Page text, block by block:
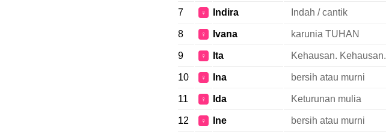
7 ♀ Indira Indah / cantik
8 ♀ Ivana karunia TUHAN
9 ♀ Ita Kehausan. Kehausan.
10 ♀ Ina bersih atau murni
11 ♀ Ida Keturunan mulia
12 ♀ Ine bersih atau murni